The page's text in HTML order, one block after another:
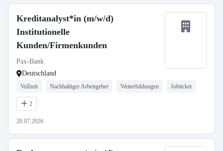
Kreditanalyst*in (m/w/d)
Institutionelle
Kunden/Firmenkunden
Pax-Bank
Deutschland
Vollzeit Nachhaltiger Arbeitgeber Weiterbildungen Jobticket
2
28.07.2026